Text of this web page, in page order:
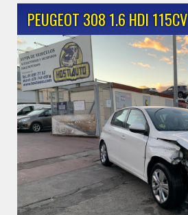
PEUGEOT 308 1.6 HDI 115CV